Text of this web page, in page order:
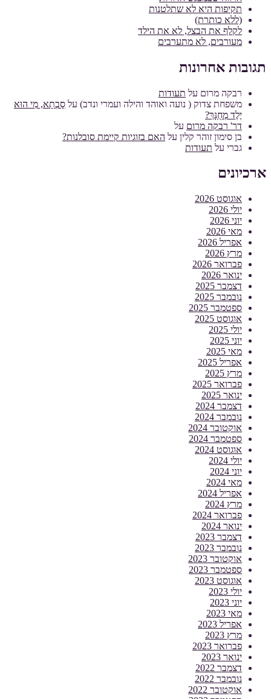
תקיפות היא לא שתלטנות
(ללא כותרת)
לקלף את הבצל, לא את הילד
מעורבים, לא מתערבים
תגובות אחרונות
רבקה מרום על תעודות
משפחת צדוק ( נועה ואוהד והילה ועמרי ונדב) על סָבְתָא, מִי הוּא
יֶלֶד מְחֻנָּךְ?
דר' רבקה מרום על
בן סימון זוהר קלין על האם בזוגיות קיימת סובלנות?
גברי על תעודות
ארכיונים
אוגוסט 2026
יולי 2026
יוני 2026
מאי 2026
אפריל 2026
מרץ 2026
פברואר 2026
ינואר 2026
דצמבר 2025
נובמבר 2025
ספטמבר 2025
אוגוסט 2025
יולי 2025
יוני 2025
מאי 2025
אפריל 2025
מרץ 2025
פברואר 2025
ינואר 2025
דצמבר 2024
נובמבר 2024
אוקטובר 2024
ספטמבר 2024
אוגוסט 2024
יולי 2024
יוני 2024
מאי 2024
אפריל 2024
מרץ 2024
פברואר 2024
ינואר 2024
דצמבר 2023
נובמבר 2023
אוקטובר 2023
ספטמבר 2023
אוגוסט 2023
יולי 2023
יוני 2023
מאי 2023
אפריל 2023
מרץ 2023
פברואר 2023
ינואר 2023
דצמבר 2022
נובמבר 2022
אוקטובר 2022